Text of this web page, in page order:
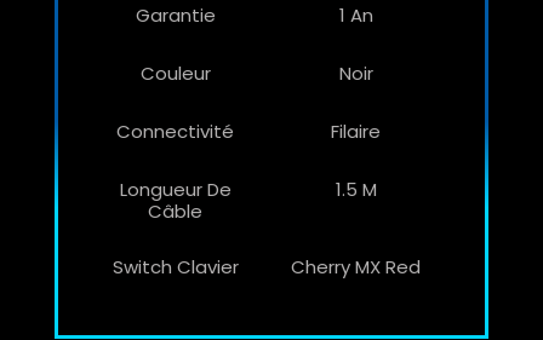
Garantie 1 An
Couleur Noir
Connectivité Filaire
Longueur De
Câble
1.5 M
Switch Clavier Cherry MX Red